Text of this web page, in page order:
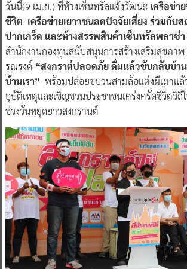
วันนี้(9 เม.ย.) ที่ห้างเซ็นทรัลแจ้งวัฒนะ เครือข่
ชีวิต เครือข่ายเยาวชนลดปัจจัยเสี่ยง ร่วมกับ
ปากเกร็ด และห้างสรรพสินค้าเซ็นทรัลพลาซ่า
สำนักงานกองทุนสนับสนุนการสร้างเสริมสุขภา
รณรงค์ “สงกราต์ปลอดภัย ดื่มแล้วขับกลับบ้า
บ้านเรา” พร้อมปล่อยขบวนสามล้อแต่งผีเมาแ
อุบัติเหตุและเชิญชวนประชาชนเคร่งครัดชีวิตวิถี
ช่วงวันหยุดยาวสงกรานต์